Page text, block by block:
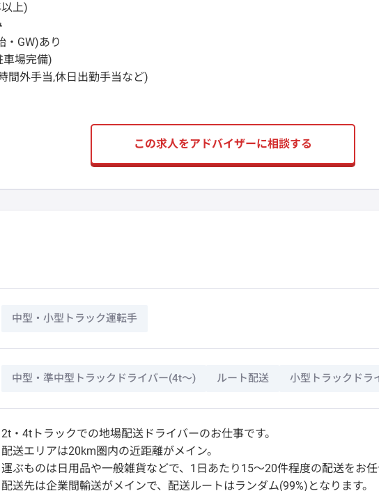
上)
・GW)あり
車場完備)
間外手当,休日出勤手当など)
この求人をアドバイザーに相談する
中型・小型トラック運転手
中型・準中型トラックドライバー(4t～) ルート配送 小型トラックドラ
2t・4tトラックでの地場配送ドライバーのお仕事です。
配送エリアは20km圏内の近距離がメイン。
運ぶものは日用品や一般雑貨などで、1日あたり15〜20件程度の配送をお任
配送先は企業間輸送がメインで、配送ルートはランダム(99%)となります。